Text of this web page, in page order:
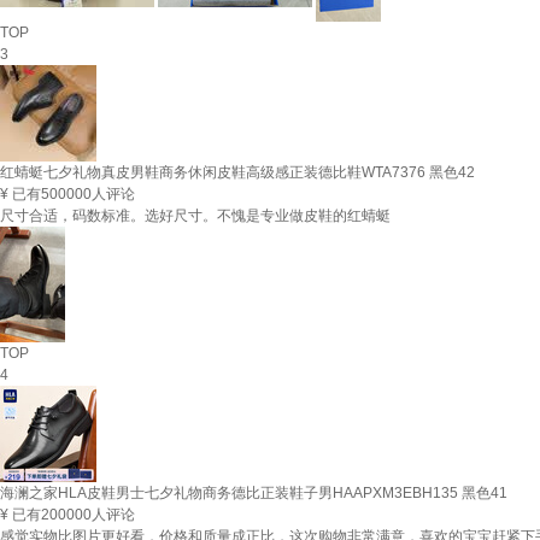
TOP
3
红蜻蜓七夕礼物真皮男鞋商务休闲皮鞋高级感正装德比鞋WTA7376 黑色42
¥ 已有500000人评论
尺寸合适，码数标准。选好尺寸。不愧是专业做皮鞋的红蜻蜓
TOP
4
海澜之家HLA皮鞋男士七夕礼物商务德比正装鞋子男HAAPXM3EBH135 黑色41
¥ 已有200000人评论
感觉实物比图片更好看，价格和质量成正比，这次购物非常满意，喜欢的宝宝赶紧